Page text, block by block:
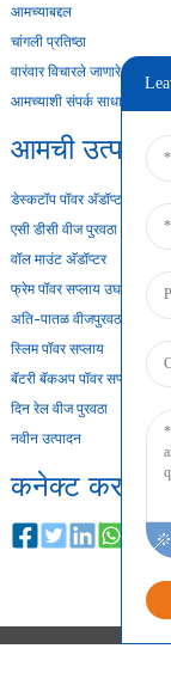
आमच्याबद्दल
चांगली प्रतिष्ठा
वारंवार विचारले जाणारे प्रश्न
आमच्याशी संपर्क साधा
आमची उत्पादने
डेस्कटॉप पॉवर अ‍ॅडॉप्टर
एसी डीसी वीज पुरवठा
वॉल माउंट अ‍ॅडॉप्टर
फ्रेम पॉवर सप्लाय उघडा
अति-पातळ वीजपुरवठा
स्लिम पॉवर सप्लाय
बॅटरी बॅकअप पॉवर सप्लाय
दिन रेल वीज पुरवठा
नवीन उत्पादन
कनेक्ट करा